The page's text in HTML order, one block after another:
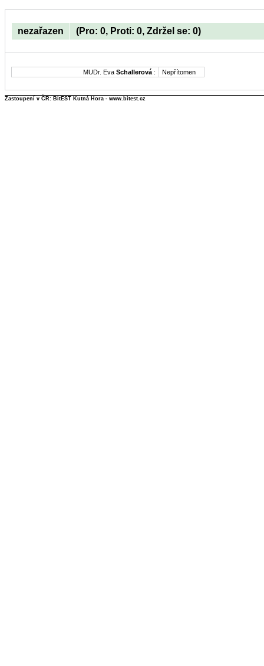
nezařazen (Pro: 0, Proti: 0, Zdržel se: 0)
MUDr. Eva Schallerová : Nepřítomen
Zastoupení v ČR: BitEST Kutná Hora - www.bitest.cz